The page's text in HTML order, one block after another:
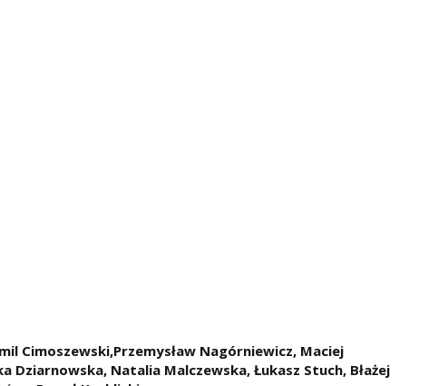
Cimoszewski,Przemysław Nagórniewicz, Maciej
Dziarnowska, Natalia Malczewska, Łukasz Stuch, Błażej